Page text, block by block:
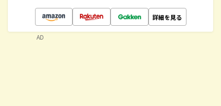
詳細を見る
AD